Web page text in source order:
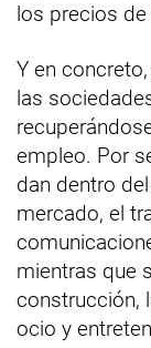
los precios
Y en
las
empleo. Por
dan dentro
mercado, el
mientras que
construcción,
ocio y